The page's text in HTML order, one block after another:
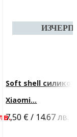
Soft shell
Xiaomi...
7,50 € / 14.67 лв.